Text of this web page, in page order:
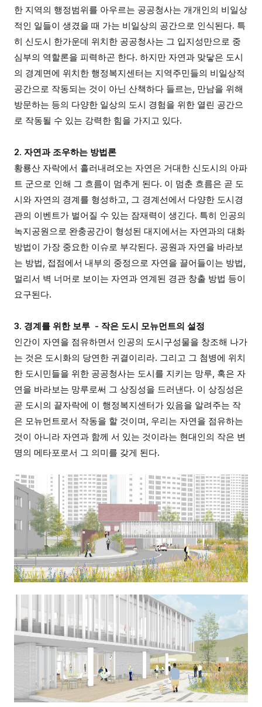
한 지역의 행정범위를 아우르는 공공청사는 개개인의 비일상
적인 일들이 생겼을 때 가는 비일상의 공간으로 인식된다. 특
히 신도시 한가운데 위치한 공공청사는 그 입지성만으로 중
심부의 역할론을 피력하곤 한다. 하지만 자연과 맞닿은 도시
의 경계면에 위치한 행정복지센터는 지역주민들의 비일상적
공간으로 작동되는 것이 아닌 산책하다 들르는, 만남을 위해
방문하는 등의 다양한 일상의 도시 경험을 위한 열린 공간으
로 작동될 수 있는 강력한 힘을 가지고 있다.
2. 자연과 조우하는 방법론
황룡산 자락에서 흘러내려오는 자연은 거대한 신도시의 아파
트 군으로 인해 그 흐름이 멈추게 된다. 이 멈춘 흐름은 곧 도
시와 자연의 경계를 형성하고, 그 경계선에서 다양한 도시경
관의 이벤트가 벌어질 수 있는 잠재력이 생긴다. 특히 인공의
녹지공원으로 완충공간이 형성된 대지에서는 자연과의 대화
방법이 가장 중요한 이슈로 부각된다. 공원과 자연을 바라보
는 방법, 접점에서 내부의 중정으로 자연을 끌어들이는 방법,
멀리서 벽 너머로 보이는 자연과 연계된 경관 창출 방법 등이
요구된다.
3. 경계를 위한 보루 - 작은 도시 모뉴먼트의 설정
인간이 자연을 점유하면서 인공의 도시구성물을 창조해 나가
는 것은 도시화의 당연한 귀결이리라. 그리고 그 첨병에 위치
한 도시민들을 위한 공공청사는 도시를 지키는 망루, 혹은 자
연을 바라보는 망루로써 그 상징성을 드러낸다. 이 상징성은
곧 도시의 끝자락에 이 행정복지센터가 있음을 알려주는 작
은 모뉴먼트로서 작동을 할 것이며, 우리는 자연을 점유하는
것이 아니라 자연과 함께 서 있는 것이라는 현대인의 작은 변
명의 메타포로서 그 의미를 갖게 된다.